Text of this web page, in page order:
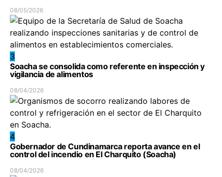
08/05/2026
3
Soacha se consolida como referente en inspección y
vigilancia de alimentos
08/04/2026
4
Gobernador de Cundinamarca reporta avance en el
control del incendio en El Charquito (Soacha)
08/04/2026